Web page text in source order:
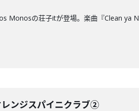
Monosの荘子itが登場。楽曲『Clean ya
ンジスパイニクラブ②